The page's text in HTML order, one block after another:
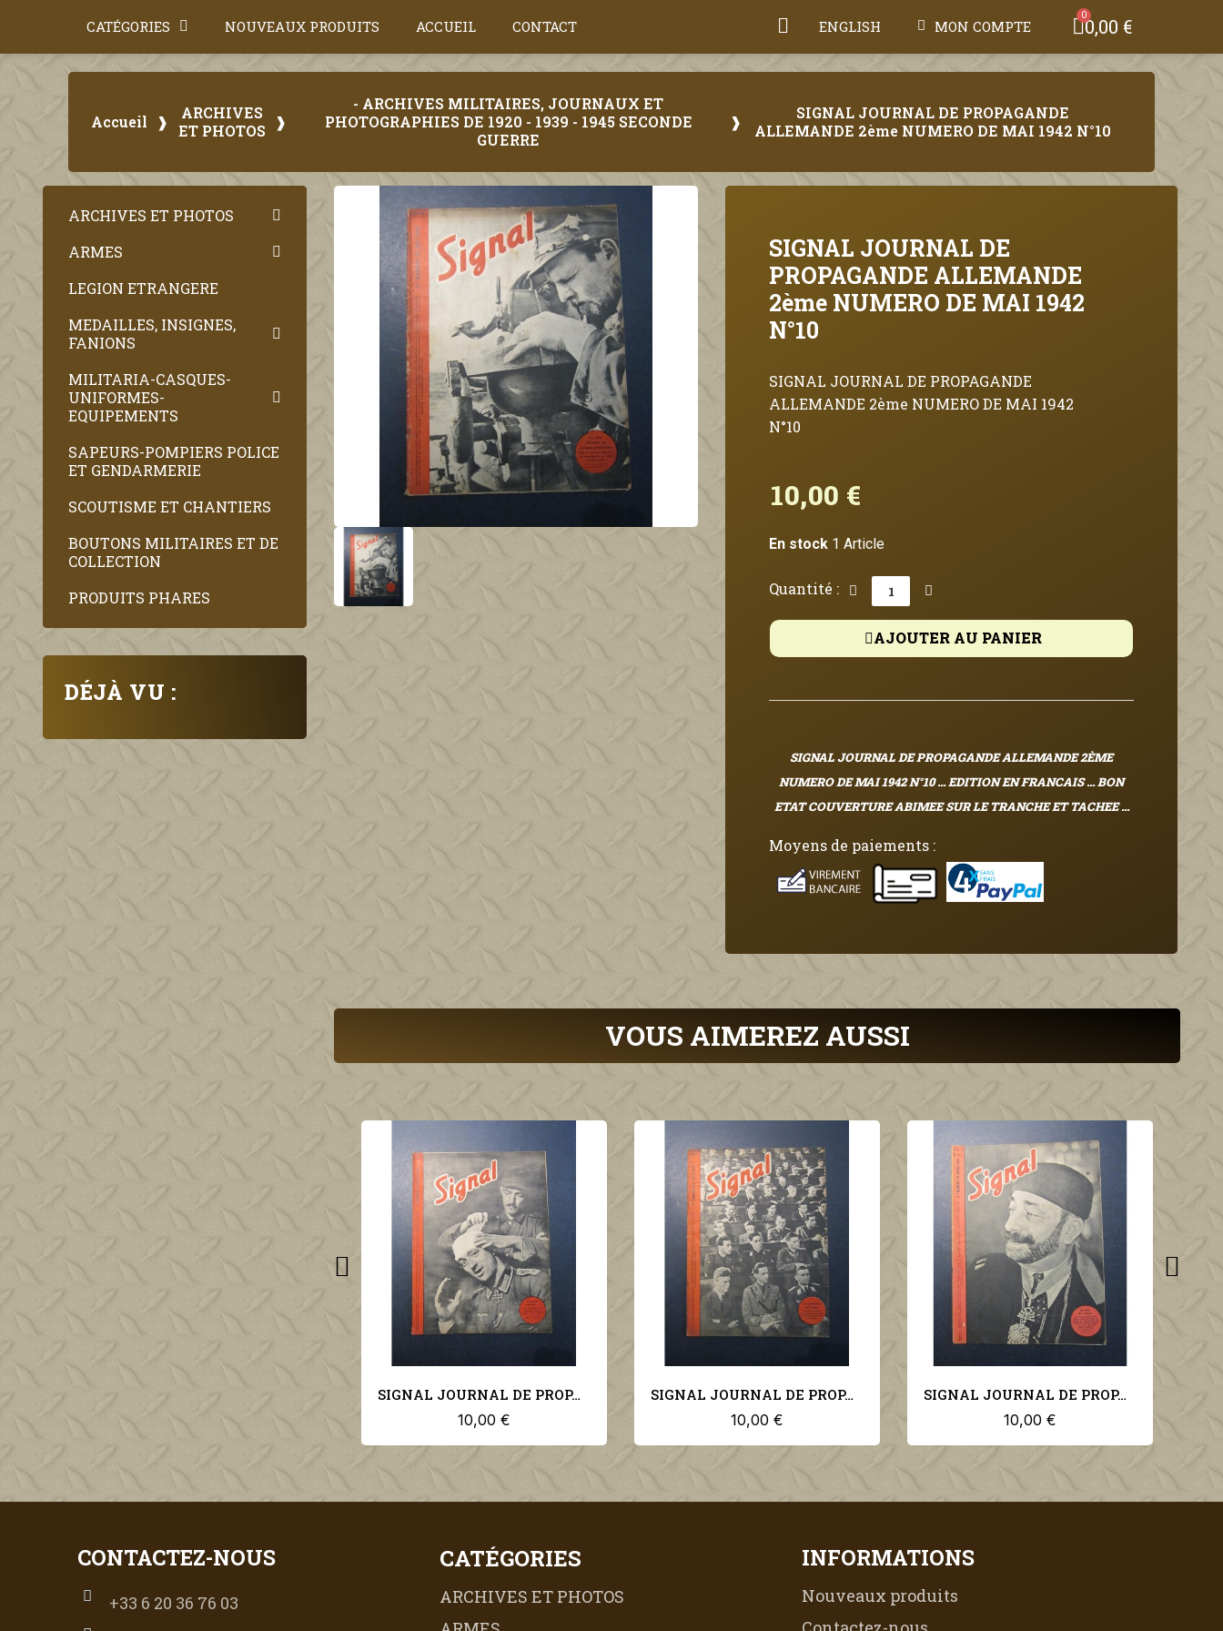
CATÉGORIES NOUVEAUX PRODUITS ACCUEIL CONTACT ENGLISH MON COMPTE 0,00 €
Accueil
ARCHIVES
ET PHOTOS
- ARCHIVES MILITAIRES, JOURNAUX ET
PHOTOGRAPHIES DE 1920 - 1939 - 1945 SECONDE
GUERRE
SIGNAL JOURNAL DE PROPAGANDE
ALLEMANDE 2ème NUMERO DE MAI 1942 N°10
ARCHIVES ET PHOTOS
ARMES
LEGION ETRANGERE
MEDAILLES, INSIGNES,
FANIONS
MILITARIA-CASQUES-
UNIFORMES-
EQUIPEMENTS
SAPEURS-POMPIERS POLICE
ET GENDARMERIE
SCOUTISME ET CHANTIERS
BOUTONS MILITAIRES ET DE
COLLECTION
PRODUITS PHARES
DÉJÀ VU :
SIGNAL JOURNAL DE
PROPAGANDE ALLEMANDE
2ème NUMERO DE MAI 1942
N°10
SIGNAL JOURNAL DE PROPAGANDE
ALLEMANDE 2ème NUMERO DE MAI 1942
N°10
10,00 €
En stock 1 Article
Quantité :
AJOUTER AU PANIER
SIGNAL JOURNAL DE PROPAGANDE ALLEMANDE 2ÈME
NUMERO DE MAI 1942 N°10... EDITION EN FRANCAIS ... BON
ETAT COUVERTURE ABIMEE SUR LE TRANCHE ET TACHEE ...
Moyens de paiements :
VOUS AIMEREZ AUSSI
10,00 €
SIGNAL JOURNAL DE PROPAGANDE ALLEMANDE 2ème NUMERO D'AVRIL 1942 N°8
10,00 €
SIGNAL JOURNAL DE PROPAGANDE ALLEMANDE 1er NUMERO DE JUIN 1942 N°11
10,00 €
SIGNAL JOURNAL DE PROPAGANDE ALLEMANDE 2ème NUMERO DE MARS 1943 N°6
10,00 €
CONTACTEZ-NOUS
+33 6 20 36 76 03
CATÉGORIES
ARCHIVES ET PHOTOS
INFORMATIONS
Nouveaux produits